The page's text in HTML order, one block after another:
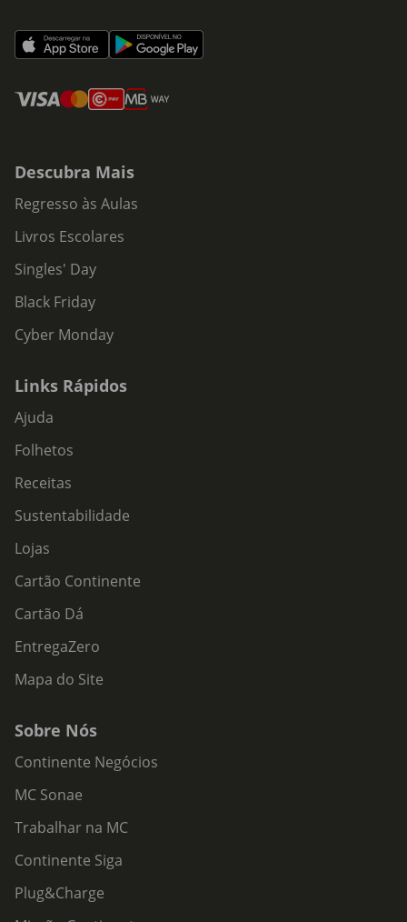
Descubra Mais
Regresso às Aulas
Livros Escolares
Singles' Day
Black Friday
Cyber Monday
Links Rápidos
Ajuda
Folhetos
Receitas
Sustentabilidade
Lojas
Cartão Continente
Cartão Dá
EntregaZero
Mapa do Site
Sobre Nós
Continente Negócios
MC Sonae
Trabalhar na MC
Continente Siga
Plug&Charge